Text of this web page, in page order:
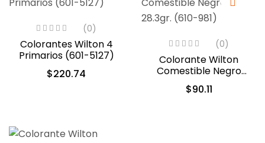
(0)
Colorantes Wilton 4
Primarios (601-5127)
$220.74
(0)
Colorante Wilton
Comestible Negro
28.3gr. (610-981)
$90.11